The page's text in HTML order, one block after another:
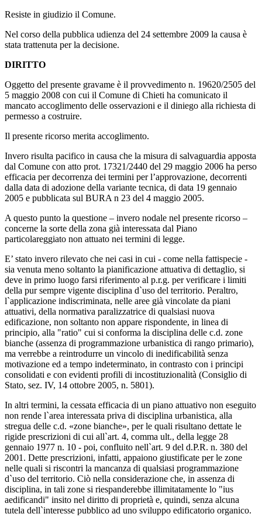
Resiste in giudizio il Comune.
Nel corso della pubblica udienza del 24 settembre 2009 la causa è
stata trattenuta per la decisione.
DIRITTO
Oggetto del presente gravame è il provvedimento n. 19620/2505 del
5 maggio 2008 con cui il Comune di Chieti ha comunicato il
mancato accoglimento delle osservazioni e il diniego alla richiesta di
permesso a costruire.
Il presente ricorso merita accoglimento.
Invero risulta pacifico in causa che la misura di salvaguardia apposta
dal Comune con atto prot. 17321/2440 del 29 maggio 2006 ha perso
efficacia per decorrenza dei termini per l’approvazione, decorrenti
dalla data di adozione della variante tecnica, di data 19 gennaio
2005 e pubblicata sul BURA n 23 del 4 maggio 2005.
A questo punto la questione – invero nodale nel presente ricorso –
concerne la sorte della zona già interessata dal Piano
particolareggiato non attuato nei termini di legge.
E’ stato invero rilevato che nei casi in cui - come nella fattispecie -
sia venuta meno soltanto la pianificazione attuativa di dettaglio, si
deve in primo luogo farsi riferimento al p.r.g. per verificare i limiti
della pur sempre vigente disciplina d`uso del territorio. Peraltro,
l`applicazione indiscriminata, nelle aree già vincolate da piani
attuativi, della normativa paralizzatrice di qualsiasi nuova
edificazione, non soltanto non appare rispondente, in linea di
principio, alla "ratio" cui si conforma la disciplina delle c.d. zone
bianche (assenza di programmazione urbanistica di rango primario),
ma verrebbe a reintrodurre un vincolo di inedificabilità senza
motivazione ed a tempo indeterminato, in contrasto con i principi
consolidati e con evidenti profili di incostituzionalità (Consiglio di
Stato, sez. IV, 14 ottobre 2005, n. 5801).
In altri termini, la cessata efficacia di un piano attuativo non eseguito
non rende l`area interessata priva di disciplina urbanistica, alla
stregua delle c.d. «zone bianche», per le quali risultano dettate le
rigide prescrizioni di cui all`art. 4, comma ult., della legge 28
gennaio 1977 n. 10 - poi, confluito nell`art. 9 del d.P.R. n. 380 del
2001. Dette prescrizioni, infatti, appaiono giustificate per le zone
nelle quali si riscontri la mancanza di qualsiasi programmazione
d`uso del territorio. Ciò nella considerazione che, in assenza di
disciplina, in tali zone si riespanderebbe illimitatamente lo "ius
aedificandi" insito nel diritto di proprietà e, quindi, senza alcuna
tutela dell`interesse pubblico ad uno sviluppo edificatorio organico.